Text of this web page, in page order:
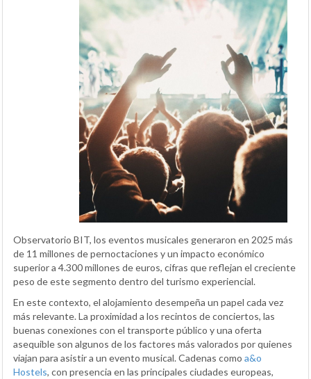
Observatorio BIT, los eventos musicales generaron en 2025 más
de 11 millones de pernoctaciones y un impacto económico
superior a 4.300 millones de euros, cifras que reflejan el creciente
peso de este segmento dentro del turismo experiencial.
En este contexto, el alojamiento desempeña un papel cada vez
más relevante. La proximidad a los recintos de conciertos, las
buenas conexiones con el transporte público y una oferta
asequible son algunos de los factores más valorados por quienes
viajan para asistir a un evento musical. Cadenas como a&o
Hostels, con presencia en las principales ciudades europeas,